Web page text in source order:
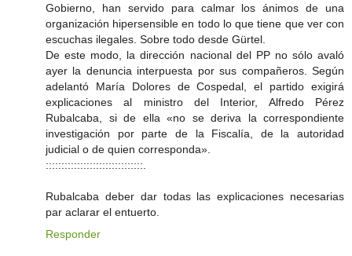
Gobierno, han servido para calmar los ánimos de una
organización hipersensible en todo lo que tiene que ver con
escuchas ilegales. Sobre todo desde Gürtel.
De este modo, la dirección nacional del PP no sólo avaló
ayer la denuncia interpuesta por sus compañeros. Según
adelantó María Dolores de Cospedal, el partido exigirá
explicaciones al ministro del Interior, Alfredo Pérez
Rubalcaba, si de ella «no se deriva la correspondiente
investigación por parte de la Fiscalía, de la autoridad
judicial o de quien corresponda».
:::::::::::::::::::::::::::::::.
Rubalcaba deber dar todas las explicaciones necesarias
par aclarar el entuerto.
Responder